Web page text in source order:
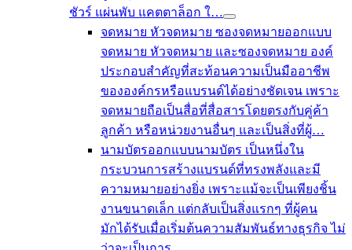
ชัวร์ แผ่นพับ แคตตาล็อก ใ…
จดหมาย หัวจดหมาย ซองจดหมายออกแบบ
จดหมาย หัวจดหมาย และซองจดหมาย องค์
ประกอบสำคัญที่สะท้อนความเป็นมืออาชีพ
ขององค์กรหรือแบรนด์ได้อย่างชัดเจน เพราะ
จดหมายถือเป็นสื่อที่สื่อสารโดยตรงกับคู่ค้า
ลูกค้า หรือหน่วยงานอื่นๆ และเป็นสิ่งที่ผู้…
นามบัตรออกแบบนามบัตร เป็นหนึ่งใน
กระบวนการสร้างแบรนด์ที่ทรงพลังและมี
ความหมายอย่างยิ่ง เพราะแม้จะเป็นเพียงชิ้น
งานขนาดเล็ก แต่กลับเป็นสิ่งแรกๆ ที่ผู้คน
มักได้รับเมื่อเริ่มต้นความสัมพันธ์ทางธุรกิจ ไม่